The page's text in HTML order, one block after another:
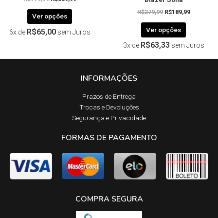
Ver opções
6x de R$65,00 sem Juros
R$379,99 R$189,99
Ver opções
3x de R$63,33 sem Juros
INFORMAÇÕES
Prazos de Entrega​
Trocas e Devoluções​
Segurança e Privacidade
FORMAS DE PAGAMENTO
COMPRA SEGURA